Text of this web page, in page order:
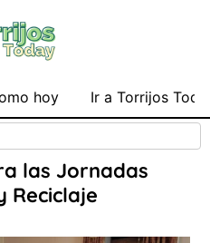
hoy Ir a Torrijos
las Jornadas
Reciclaje